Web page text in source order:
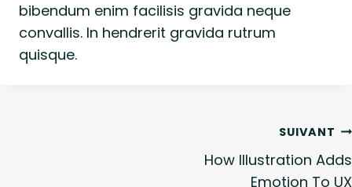
bibendum enim facilisis gravida neque
convallis. In hendrerit gravida rutrum
quisque.
SUIVANT
How Illustration Adds
Emotion To UX